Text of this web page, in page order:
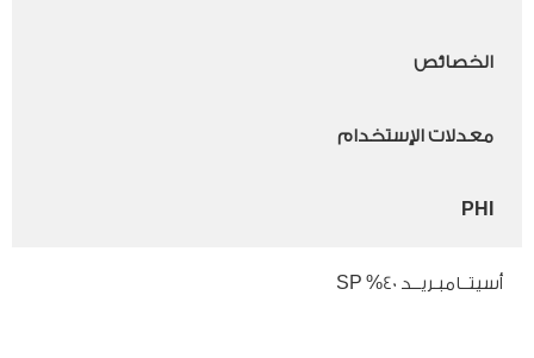
الخصائص
معدلات الإستخدام
PHI
أسيتــامبـريــد 40% SP